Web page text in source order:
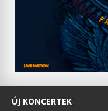
ÚJ KONCERTEK